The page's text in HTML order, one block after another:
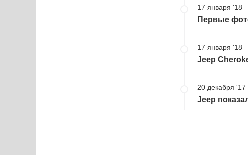
17 января '18
Первые
17 января '18
Jeep
20 декабря '17
Jeep